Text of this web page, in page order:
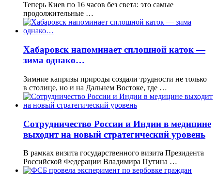
Теперь Киев по 16 часов без света: это самые
продолжительные …
Хабаровск напоминает сплошной каток —
зима однако…
Зимние капризы природы создали трудности не только
в столице, но и на Дальнем Востоке, где …
Сотрудничество России и Индии в медицине
выходит на новый стратегический уровень
В рамках визита государственного визита Президента
Российской Федерации Владимира Путина …